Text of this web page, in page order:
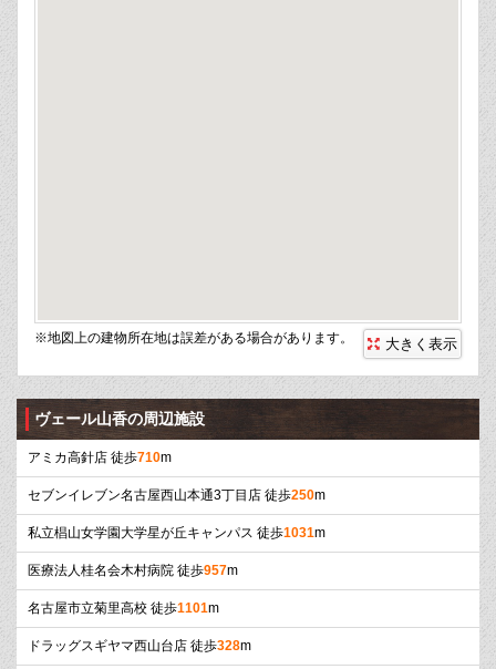
※地図上の建物所在地は誤差がある場合があります。 大きく表示
ヴェール山香の周辺施設
アミカ高針店 徒歩710m
セブンイレブン名古屋西山本通3丁目店 徒歩250m
私立椙山女学園大学星が丘キャンパス 徒歩1031m
医療法人桂名会木村病院 徒歩957m
名古屋市立菊里高校 徒歩1101m
ドラッグスギヤマ西山台店 徒歩328m